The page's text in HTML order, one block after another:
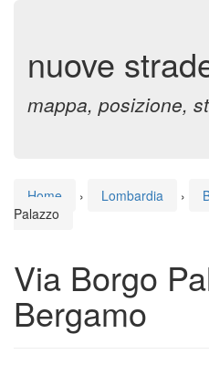
nuove
mappa, posizione,
Home › Lombardia ›
Palazzo
Via Borgo
Bergamo